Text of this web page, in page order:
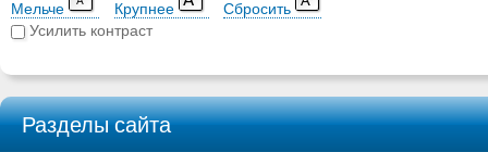
Мельче Крупнее
Сбросить
Усилить контраст
Разделы сайта